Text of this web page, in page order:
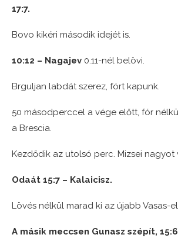
17:7.
Bovo kikéri második idejét is.
10:12 – Nagajev 0.11-nél belövi.
Brguljan labdát szerez, fórt kapunk.
50 másodperccel a vége előtt, fór
a Brescia.
Kezdődik az utolsó perc. Mizsei nagyot
Odaát 15:7 – Kalaicisz.
Lövés nélkül marad ki az újabb Vasas-
A másik meccsen Gunasz szépít,